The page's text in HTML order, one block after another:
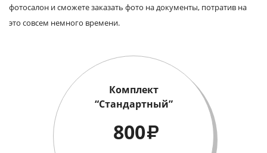
фотосалон и сможете заказать фото на документы, потратив на
это совсем немного времени.
Комплект
“Стандартный”
800₽